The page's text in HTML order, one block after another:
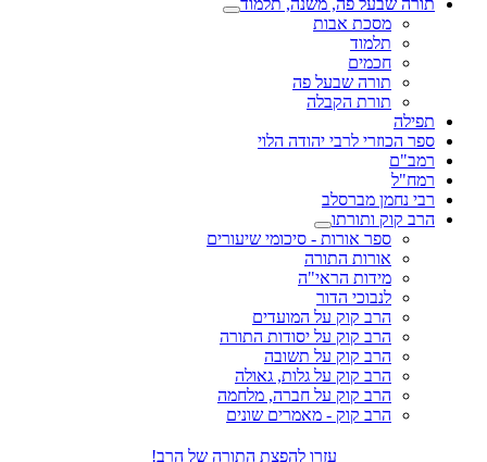
תורה שבעל פה, משנה, תלמוד
מסכת אבות
תלמוד
חכמים
תורה שבעל פה
תורת הקבלה
תפילה
ספר הכוזרי לרבי יהודה הלוי
רמב"ם
רמח"ל
רבי נחמן מברסלב
הרב קוק ותורתו
ספר אורות - סיכומי שיעורים
אורות התורה
מידות הראי"ה
לנבוכי הדור
הרב קוק על המועדים
הרב קוק על יסודות התורה
הרב קוק על תשובה
הרב קוק על גלות, גאולה
הרב קוק על חברה, מלחמה
הרב קוק - מאמרים שונים
עזרו להפצת התורה של הרב!